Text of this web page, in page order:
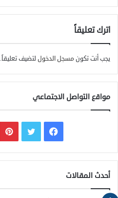
اترك تعليقاً
يجب أنت تكون مسجل الدخول لتضيف تعليقاً.
مواقع التواصل الاجتماعي
ي
ب
و
ت
ي
ت
أحدث المقالات